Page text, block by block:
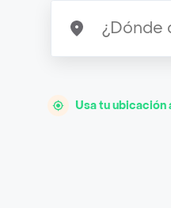
Usa tu ubicación